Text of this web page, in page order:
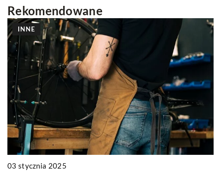
Rekomendowane
INNE
03 stycznia 2025